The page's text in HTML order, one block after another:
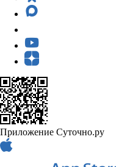
Приложение Суточно.ру